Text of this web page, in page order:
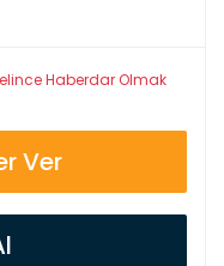
Haberdar Olmak
Ver